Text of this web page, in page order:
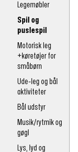
Legemøbler
Spil og
puslespil
Motorisk leg
+køretøjer for
småbørn
Ude-leg og bål
aktiviteter
Bål udstyr
Musik/rytmik og
gøgl
Lys, lyd og